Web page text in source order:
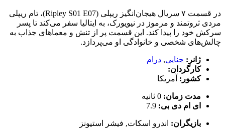
در قسمت ۷ سریال هیجان‌انگیز ریپلی (Ripley S01 E07)، تام ریپلی
مردی ثروتمند و مرموز در نیویورک، به ایتالیا سفر می‌کند تا پسر
سرکش خود را پیدا کند. این قسمت پر از تنش و معماهای جذاب به
چالش‌های شخصی و خانوادگی او می‌پردازد.
ژانر: جنایی, درام
کارگردان:
کشور: آمریکا
مدت زمان: 0 ثانیه
ای ام دی بی: 7.9
بازیگران: اندرو اسکات, فیشر استیونز